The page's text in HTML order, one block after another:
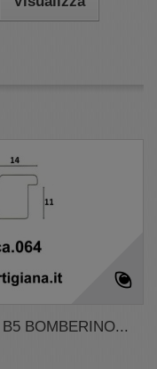
BOMBERINO...